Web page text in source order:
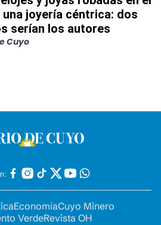
joyería céntrica: dos
serían los autores
Cuyo
EconomíaCuyo Minero
VerdeRevista OH